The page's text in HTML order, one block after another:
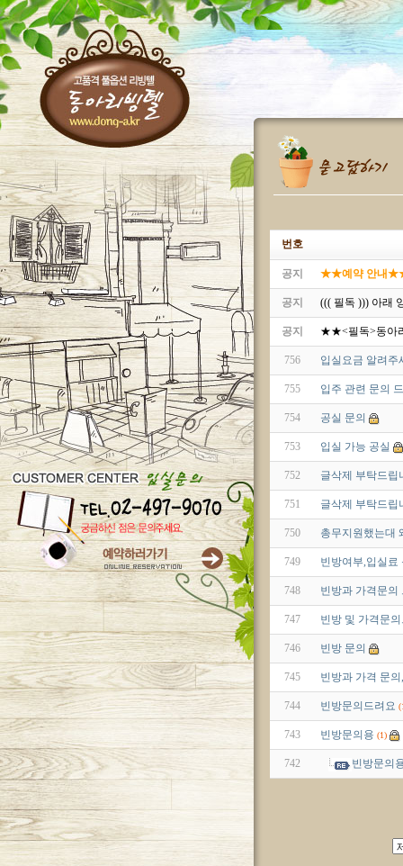
번호
공지 ★★예약 안내
공지 ((( 필독 ))) 아래
공지 ★★<필독>동아
756 입실요금 알려주
755 입주 관련 문의
754 공실 문의
753 입실 가능 공실
752 글삭제 부탁드립
751 글삭제 부탁드립
750 총무지원했는대
749 빈방여부,입실료
748 빈방과 가격문의
747 빈방 및 가격문
746 빈방 문의
745 빈방과 가격 문
744 빈방문의드려요
743 빈방문의용 (1)
742 빈방문의